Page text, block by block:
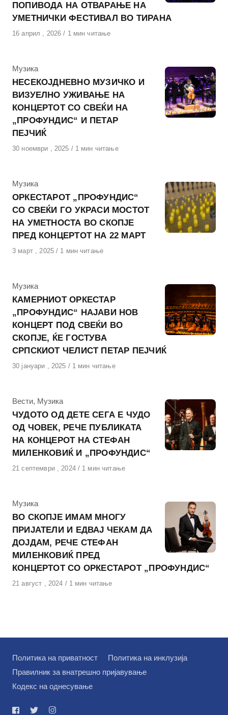
ПОПИВОДА НА ОТВАРАЊЕ НА
УМЕТНИЧКИ ФЕСТИВАЛ ВО ТИРАНА
Објавено
16 април , 2026 1 мин читање
КАтегорија
Музика
НЕСЕКОЈДНЕВНО МУЗИЧКО И
ВИЗУЕЛНО УЖИВАЊЕ НА
КОНЦЕРТОТ СО СВЕЌИ НА
„ПРОФУНДИС“ И ПЕТАР
ПЕЈЧИЌ
Објавено
30 ноември , 2025 1 мин читање
КАтегорија
Музика
ОРКЕСТАРОТ „ПРОФУНДИС“
СО СВЕЌИ ГО УКРАСИ МОСТОТ
НА УМЕТНОСТА ВО СКОПЈЕ
ПРЕД КОНЦЕРТОТ НА 22 МАРТ
Објавено
3 март , 2025 1 мин читање
КАтегорија
Музика
КАМЕРНИОТ ОРКЕСТАР
„ПРОФУНДИС“ НАЈАВИ НОВ
КОНЦЕРТ ПОД СВЕЌИ ВО
СКОПЈЕ, ЌЕ ГОСТУВА
СРПСКИОТ ЧЕЛИСТ ПЕТАР ПЕЈЧИЌ
Објавено
30 јануари , 2025 1 мин читање
КАтегорија
Вести, Музика
ЧУДОТО ОД ДЕТЕ СЕГА Е ЧУДО
ОД ЧОВЕК, РЕЧЕ ПУБЛИКАТА
НА КОНЦЕРОТ НА СТЕФАН
МИЛЕНКОВИЌ И „ПРОФУНДИС“
Објавено
21 септември , 2024 1 мин читање
КАтегорија
Музика
ВО СКОПЈЕ ИМАМ МНОГУ
ПРИЈАТЕЛИ И ЕДВАЈ ЧЕКАМ ДА
ДОЈДАМ, РЕЧЕ СТЕФАН
МИЛЕНКОВИЌ ПРЕД
КОНЦЕРТОТ СО ОРКЕСТАРОТ „ПРОФУНДИС“
Објавено
21 август , 2024 1 мин читање
Политика на приватност
Политика на инклузија
Правилник за внатрешно пријавување
Кодекс на однесување